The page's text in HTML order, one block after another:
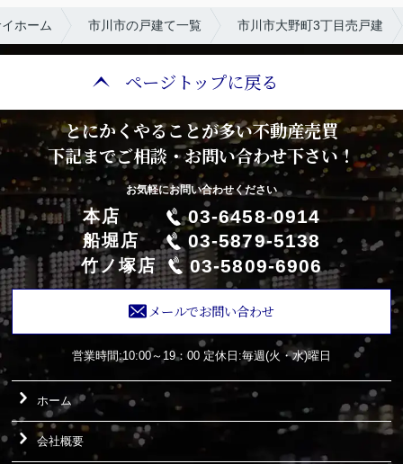
ホーム 市川市の戸建て一覧 市川市大野町3丁目売戸建
ページトップに戻る
とにかくやることが多い不動産売買
下記までご相談・お問い合わせ下さい！
お気軽にお問い合わせください
本店 03-6458-0914
船堀店 03-5879-5138
竹ノ塚店 03-5809-6906
メールでお問い合わせ
営業時間:10:00～19：00 定休日:毎週(火・水)曜日
ホーム
会社概要